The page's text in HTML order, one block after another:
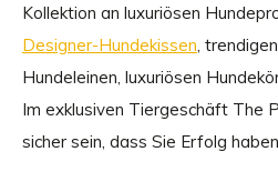
Kollektion an luxuriösen
Designer-Hundekissen,
Hundeleinen, luxuriösen
Im exklusiven Tiergeschäft The
sicher sein, dass Sie Erfolg